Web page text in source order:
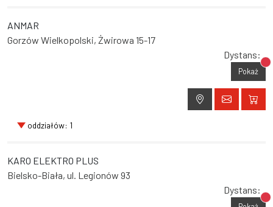
ANMAR
Gorzów Wielkopolski, Żwirowa 15-17
Dystans:
Pokaż
oddziałów: 1
KARO ELEKTRO PLUS
Bielsko-Biała, ul. Legionów 93
Dystans: